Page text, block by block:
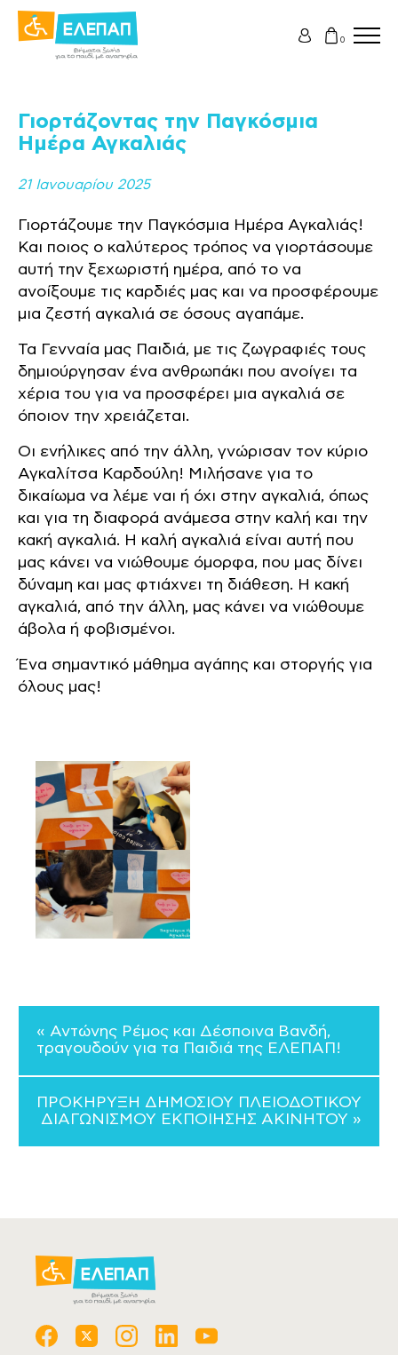
0
Γιορτάζοντας την Παγκόσμια
Ημέρα Αγκαλιάς
21 Ιανουαρίου 2025
Γιορτάζουμε την Παγκόσμια Ημέρα Αγκαλιάς!
Και ποιος ο καλύτερος τρόπος να γιορτάσουμε
αυτή την ξεχωριστή ημέρα, από το να
ανοίξουμε τις καρδιές μας και να προσφέρουμε
μια ζεστή αγκαλιά σε όσους αγαπάμε.
Τα Γενναία μας Παιδιά, με τις ζωγραφιές τους
δημιούργησαν ένα ανθρωπάκι που ανοίγει τα
χέρια του για να προσφέρει μια αγκαλιά σε
όποιον την χρειάζεται.
Οι ενήλικες από την άλλη, γνώρισαν τον κύριο
Αγκαλίτσα Καρδούλη! Μιλήσανε για το
δικαίωμα να λέμε ναι ή όχι στην αγκαλιά, όπως
και για τη διαφορά ανάμεσα στην καλή και την
κακή αγκαλιά. Η καλή αγκαλιά είναι αυτή που
μας κάνει να νιώθουμε όμορφα, που μας δίνει
δύναμη και μας φτιάχνει τη διάθεση. Η κακή
αγκαλιά, από την άλλη, μας κάνει να νιώθουμε
άβολα ή φοβισμένοι.
Ένα σημαντικό μάθημα αγάπης και στοργής για
όλους μας!
« Αντώνης Ρέμος και Δέσποινα Βανδή,
τραγουδούν για τα Παιδιά της ΕΛΕΠΑΠ!
ΠΡΟΚΗΡΥΞΗ ΔΗΜΟΣΙΟΥ ΠΛΕΙΟΔΟΤΙΚΟΥ
ΔΙΑΓΩΝΙΣΜΟΥ ΕΚΠΟΙΗΣΗΣ ΑΚΙΝΗΤΟΥ »